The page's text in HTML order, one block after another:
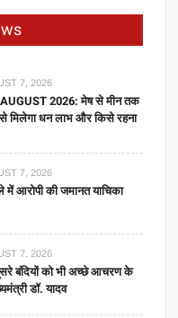
7, 2026
2026: मेष से मीन तक
मिलेगा धन लाभ और किसे रहना
7, 2026
में आरोपी की जमानत याचिका
7, 2026
दूसरे बंदियों को भी अच्छे आचरण के
डॉ. यादव